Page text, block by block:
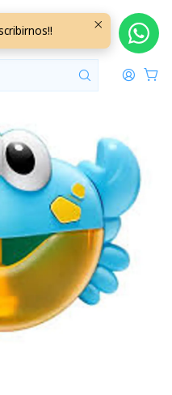
Musical Calipso